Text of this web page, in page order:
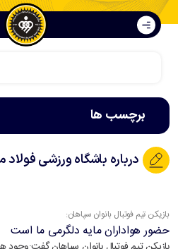
برچسب ها
درباره باشگاه ورزشی فولاد
بازیکن تیم فوتبال بانوان سپاهان:
حضور هواداران مایه دلگرمی ما است